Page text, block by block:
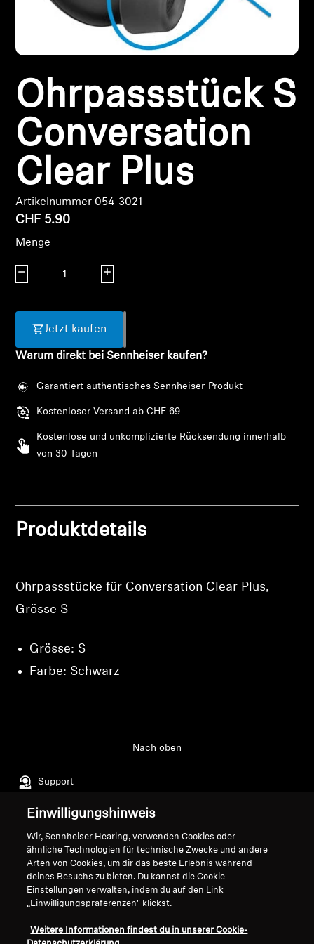
Kopfhörer-Ersatzteile & Zubehör
Hearing
Hearing
TV-Kopfhörer
Original-Hörteile & Zubehör
Soundbars
AMBEO entdecken
AMBEO Ersatzteile & Zubehör
Entdecken
Innovationen
Professionell
Ohrpassstück S
Conversation
Clear Plus
Artikelnummer 054-3021
CHF 5.90
Menge
Menge verringern Menge erhöhen
Jetzt kaufen
Warum direkt bei Sennheiser kaufen?
Garantiert authentisches Sennheiser-Produkt
Kostenloser Versand ab CHF 69
Kostenlose und unkomplizierte Rücksendung innerhalb
von 30 Tagen
Produktdetails
Ohrpassstücke für Conversation Clear Plus,
Grösse S
Grösse: S
Farbe: Schwarz
Support
Nach oben
Impressum
Globale Datenschutzrichtlinie
Allgemeine
Geschäftsbedingungen für
Online-Verkäufe an Verbraucher
Offenlegung von
Unser Unternehmen
Über uns
Karriere bei Sonova
Markenbotschafter
Einwilligungshinweis
Wir, Sennheiser Hearing, verwenden Cookies oder
ähnliche Technologien für technische Zwecke und andere
Arten von Cookies, um dir das beste Erlebnis während
deines Besuchs zu bieten. Du kannst die Cookie-
Einstellungen verwalten, indem du auf den Link
„Einwilligungspräferenzen" klickst.
Weitere Informationen findest du in unserer Cookie-
Produkte zu Ihrer Wunschliste hinzuzufügen und
Ihre zuvor gespeicherten Artikel anzuzeigen.